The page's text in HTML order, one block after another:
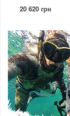
20 620 грн